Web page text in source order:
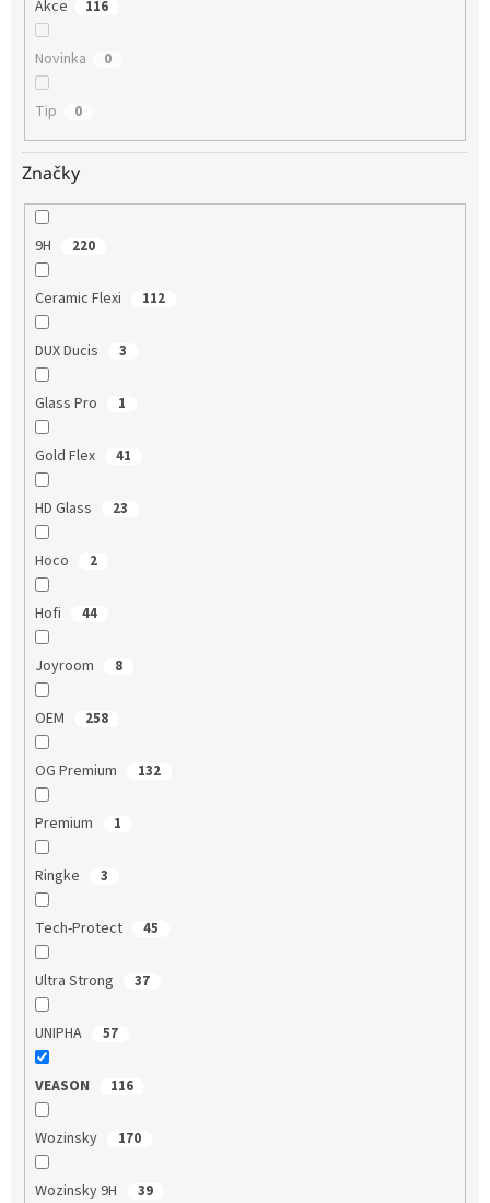
Akce 116
Novinka 0
Tip 0
Značky
9H 220
Ceramic Flexi 112
DUX Ducis 3
Glass Pro 1
Gold Flex 41
HD Glass 23
Hoco 2
Hofi 44
Joyroom 8
OEM 258
OG Premium 132
Premium 1
Ringke 3
Tech-Protect 45
Ultra Strong 37
UNIPHA 57
VEASON 116
Wozinsky 170
Wozinsky 9H 39